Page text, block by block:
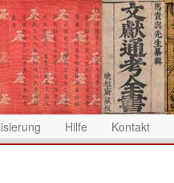
Hilfe Kontakt